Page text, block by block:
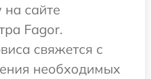
на сайте
Fagor.
свяжется с
необходимых